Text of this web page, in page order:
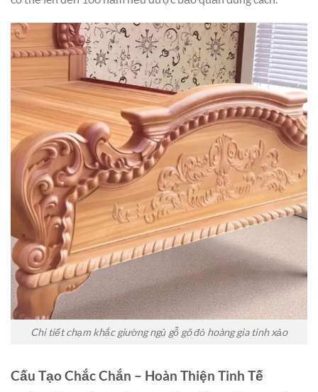
Chi tiết chạm khắc giường ngủ gỗ gõ đỏ hoàng gia tinh xảo
Cấu Tạo Chắc Chắn – Hoàn Thiện Tinh Tế